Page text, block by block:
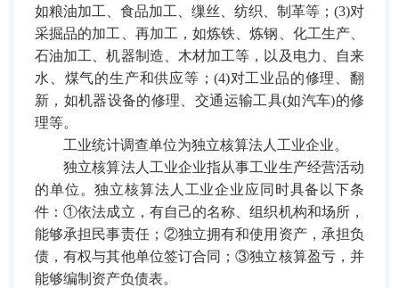
如粮油加工、食品加工、缫丝、纺织、制革等； (3)对
采掘品的加工、再加工，如炼铁、炼钢、化工生产、
石油加工、机器制造、木材加工等，以及电力、自来
水、煤气的生产和供应等； (4)对工业品的修理、翻
新，如机器设备的修理、交通运输工具(如汽车)的修
理等。
工业统计调查单位为独立核算法人工业企业。
独立核算法人工业企业指从事工业生产经营活动
的单位。独立核算法人工业企业应同时具备以下条
件：①依法成立，有自己的名称、组织机构和场所，
能够承担民事责任；②独立拥有和使用资产，承担负
债，有权与其他单位签订合同；③独立核算盈亏，并
能够编制资产负债表。